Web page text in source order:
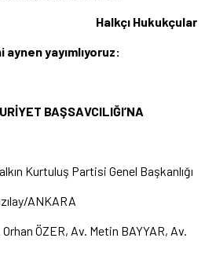
Halkçı Hukukçular
yayımlıyoruz:
BAŞSAVCILIĞI’NA
Kurtuluş Partisi Genel Başkanlığı
ANKARA
Orhan ÖZER, Av. Metin BAYYAR, Av.